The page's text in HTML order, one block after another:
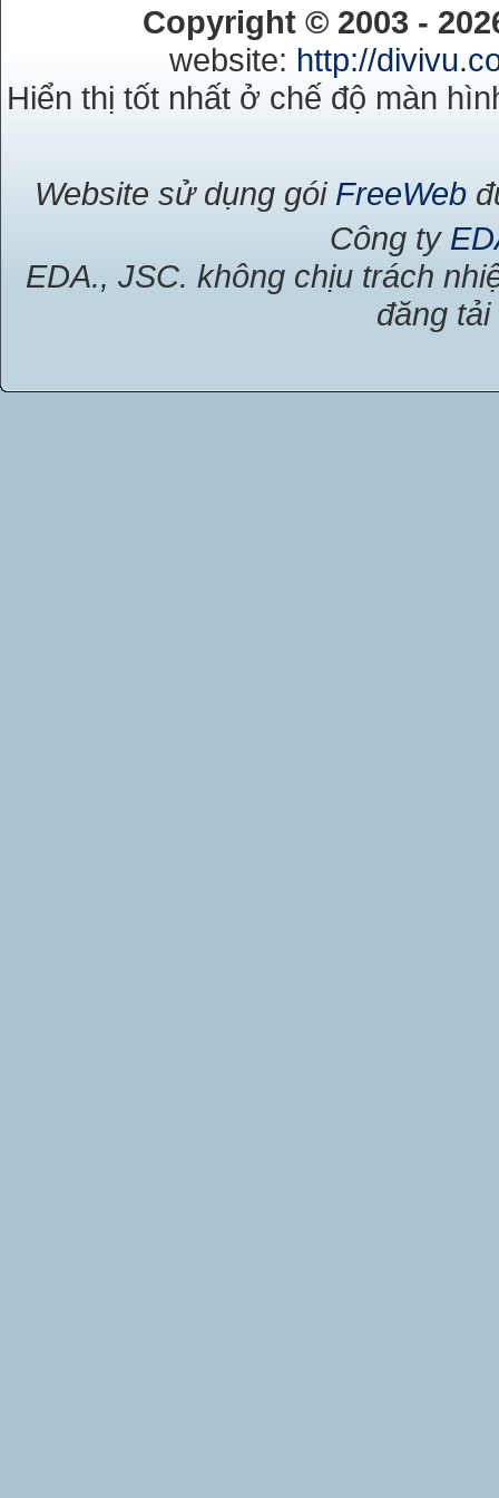
Copyright © 2003 -
website: http://
Hiển thị tốt nhất ở chế độ màn
Website sử dụng gói FreeWeb
Công ty
EDA., JSC. không chịu trách
đăng